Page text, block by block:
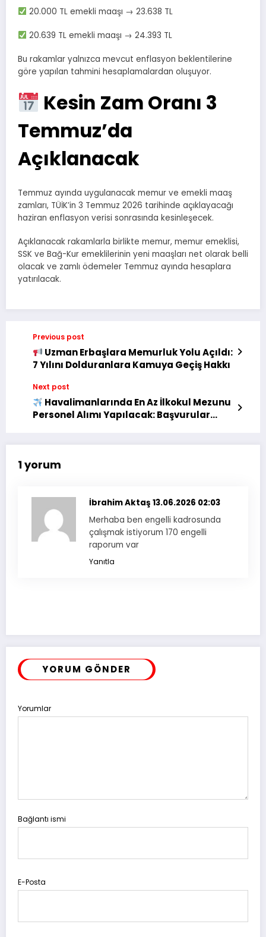
20.000 TL emekli maaşı → 23.638 TL
20.639 TL emekli maaşı → 24.393 TL
Bu rakamlar yalnızca mevcut enflasyon beklentilerine
göre yapılan tahmini hesaplamalardan oluşuyor.
Kesin Zam Oranı 3
Temmuz’da
Açıklanacak
Temmuz ayında uygulanacak memur ve emekli maaş
zamları, TÜİK’in 3 Temmuz 2026 tarihinde açıklayacağı
haziran enflasyon verisi sonrasında kesinleşecek.
Açıklanacak rakamlarla birlikte memur, memur emeklisi,
SSK ve Bağ-Kur emeklilerinin yeni maaşları net olarak belli
olacak ve zamlı ödemeler Temmuz ayında hesaplara
yatırılacak.
Previous post
Uzman Erbaşlara Memurluk Yolu Açıldı:
7 Yılını Dolduranlara Kamuya Geçiş Hakkı
Next post
Havalimanlarında En Az İlkokul Mezunu
Personel Alımı Yapılacak: Başvurular
1 yorum
İbrahim Aktaş 13.06.2026 02:03
Merhaba ben engelli kadrosunda
çalışmak istiyorum 170 engelli
raporum var
Yanıtla
YORUM GÖNDER
Yorumlar
Bağlantı ismi
E-Posta